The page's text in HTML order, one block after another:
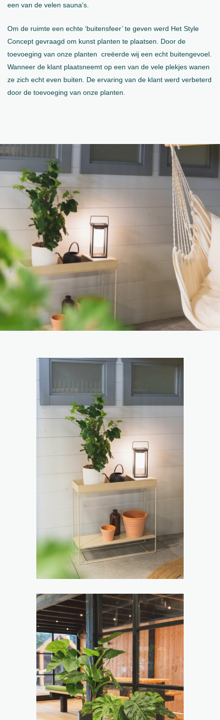
een van de velen sauna’s.
Om de ruimte een echte ‘buitensfeer’ te geven werd Het Style
Concept gevraagd om kunst planten te plaatsen. Door de
toevoeging van onze planten creëerde wij een echt buitengevoel.
Wanneer de klant plaatsneemt op een van de vele plekjes wanen
ze zich echt even buiten. De ervaring van de klant werd verbeterd
door de toevoeging van onze planten.